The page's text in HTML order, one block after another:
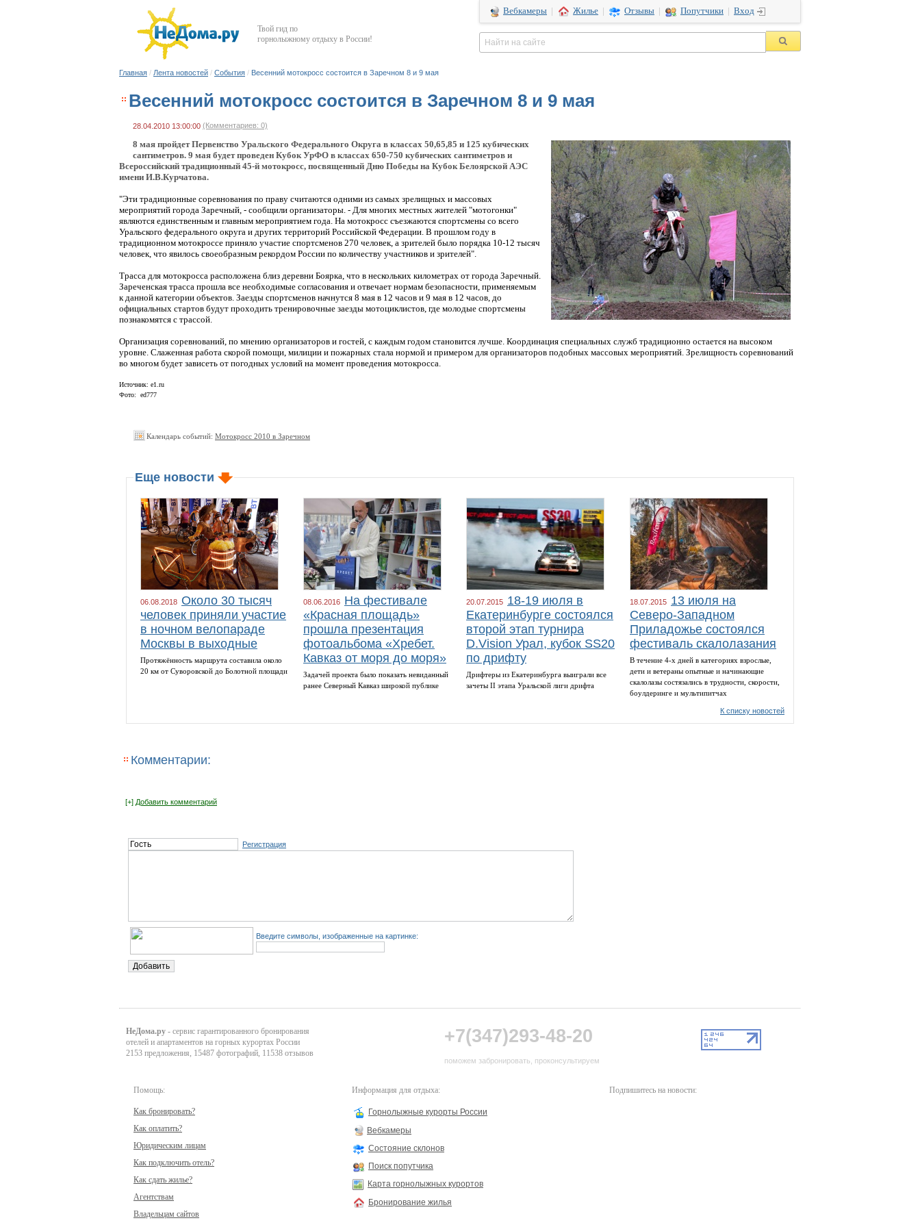
Твой гид по
горнолыжному отдыху в России!
Вебкамеры Жилье Отзывы Попутчики Вход
Главная / Лента новостей / События / Весенний мотокросс состоится в Заречном 8 и 9 мая
Весенний мотокросс состоится в Заречном 8 и 9 мая
28.04.2010 13:00:00 (Комментариев: 0)
8 мая пройдет Первенство Уральского Федерального Округа в классах 50,65,85 и 125 кубических
сантиметров. 9 мая будет проведен Кубок УрФО в классах 650-750 кубических сантиметров и
Всероссийский традиционный 45-й мотокросс, посвященный Дню Победы на Кубок Белоярской АЭС
имени И.В.Курчатова.
"Эти традиционные соревнования по праву считаются одними из самых зрелищных и массовых
мероприятий города Заречный, - сообщили организаторы. - Для многих местных жителей "мотогонки"
являются единственным и главным мероприятием года. На мотокросс съезжаются спортсмены со всего
Уральского федерального округа и других территорий Российской Федерации. В прошлом году в
традиционном мотокроссе приняло участие спортсменов 270 человек, а зрителей было порядка 10-12 тысяч
человек, что явилось своеобразным рекордом России по количеству участников и зрителей".
Трасса для мотокросса расположена близ деревни Боярка, что в нескольких километрах от города Заречный.
Зареченская трасса прошла все необходимые согласования и отвечает нормам безопасности, применяемым
к данной категории объектов. Заезды спортсменов начнутся 8 мая в 12 часов и 9 мая в 12 часов, до
официальных стартов будут проходить тренировочные заезды мотоциклистов, где молодые спортсмены
познакомятся с трассой.
Организация соревнований, по мнению организаторов и гостей, с каждым годом становится лучше. Координация специальных служб традиционно остается на высоком
уровне. Слаженная работа скорой помощи, милиции и пожарных стала нормой и примером для организаторов подобных массовых мероприятий. Зрелищность соревнований
во многом будет зависеть от погодных условий на момент проведения мотокросса.
Источник: e1.ru
Фото: ed777
Календарь событий: Мотокросс 2010 в Заречном
Еще новости
06.08.2018 Около 30 тысяч
человек приняли участие
в ночном велопараде
Москвы в выходные
Протяжённость маршрута составила около
20 км от Суворовской до Болотной площади
08.06.2016 На фестивале
«Красная площадь»
прошла презентация
фотоальбома «Хребет.
Кавказ от моря до моря»
Задачей проекта было показать невиданный
ранее Северный Кавказ широкой публике
20.07.2015 18-19 июля в
Екатеринбурге состоялся
второй этап турнира
D.Vision Урал, кубок SS20
по дрифту
Дрифтеры из Екатеринбурга выиграли все
зачеты II этапа Уральской лиги дрифта
18.07.2015 13 июля на
Северо-Западном
Приладожье состоялся
фестиваль скалолазания
В течение 4-х дней в категориях взрослые,
дети и ветераны опытные и начинающие
скалолазы состязались в трудности, скорости,
боулдеринге и мультипитчах
К списку новостей
Комментарии:
[+] Добавить комментарий
Регистрация
Введите символы, изображенные на картинке:
НеДома.ру - сервис гарантированного бронирования
отелей и апартаментов на горных курортах России
2153 предложения, 15487 фотографий, 11538 отзывов
+7(347)293-48-20
поможем забронировать, проконсультируем
Помощь:
Как бронировать?
Как оплатить?
Юридическим лицам
Как подключить отель?
Как сдать жилье?
Агентствам
Владельцам сайтов
Информация для отдыха:
Горнолыжные курорты России
Вебкамеры
Состояние склонов
Поиск попутчика
Карта горнолыжных курортов
Бронирование жилья
Подпишитесь на новости: